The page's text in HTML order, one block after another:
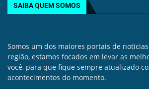
SAIBA QUEM SOMOS
Somos um dos maiores portais de
região, estamos focados em levar as
você, para que fique sempre atualizado
acontecimentos do momento.